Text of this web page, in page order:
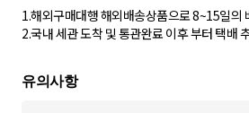
1.해외구매대행 해외배송상품으로 8~15일의
2.국내 세관 도착 및 통관완료 이후 부터 택배
유의사항